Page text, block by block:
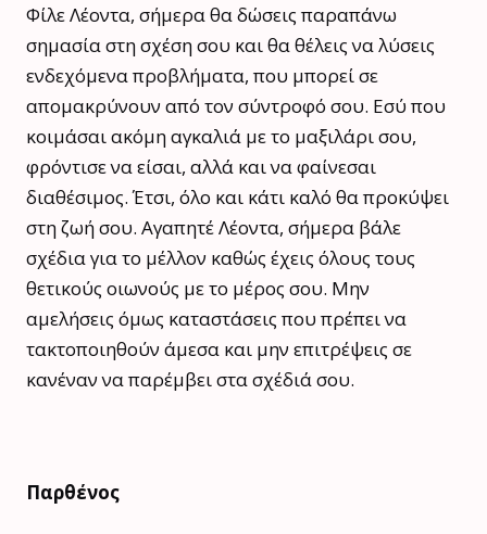
Φίλε Λέοντα, σήμερα θα δώσεις παραπάνω
σημασία στη σχέση σου και θα θέλεις να λύσεις
ενδεχόμενα προβλήματα, που μπορεί σε
απομακρύνουν από τον σύντροφό σου. Εσύ που
κοιμάσαι ακόμη αγκαλιά με το μαξιλάρι σου,
φρόντισε να είσαι, αλλά και να φαίνεσαι
διαθέσιμος. Έτσι, όλο και κάτι καλό θα προκύψει
στη ζωή σου. Αγαπητέ Λέοντα, σήμερα βάλε
σχέδια για το μέλλον καθώς έχεις όλους τους
θετικούς οιωνούς με το μέρος σου. Μην
αμελήσεις όμως καταστάσεις που πρέπει να
τακτοποιηθούν άμεσα και μην επιτρέψεις σε
κανέναν να παρέμβει στα σχέδιά σου.
Παρθένος